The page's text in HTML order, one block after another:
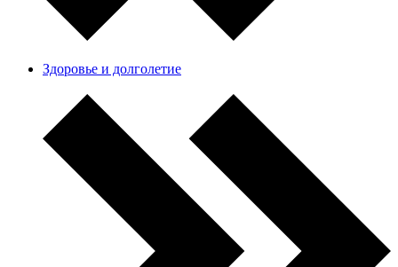
Здоровье и долголетие